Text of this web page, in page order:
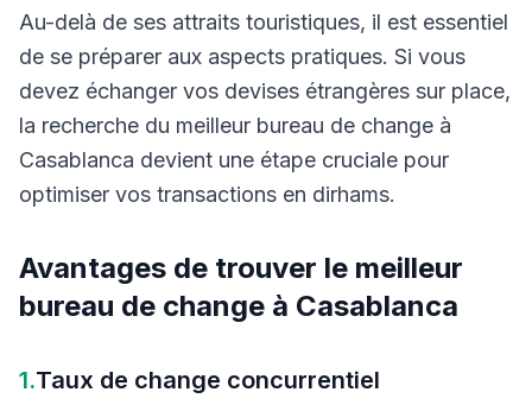
Au-delà de ses attraits touristiques, il est essentiel
de se préparer aux aspects pratiques. Si vous
devez échanger vos devises étrangères sur place,
la recherche du meilleur bureau de change à
Casablanca devient une étape cruciale pour
optimiser vos transactions en dirhams.
Avantages de trouver le meilleur
bureau de change à Casablanca
1.Taux de change concurrentiel